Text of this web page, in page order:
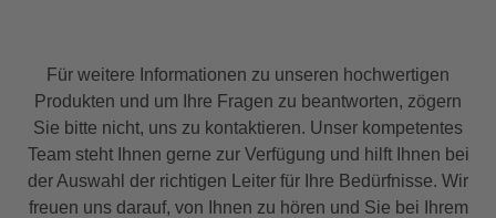
Für weitere Informationen zu unseren hochwertigen
Produkten und um Ihre Fragen zu beantworten, zögern
Sie bitte nicht, uns zu kontaktieren. Unser kompetentes
Team steht Ihnen gerne zur Verfügung und hilft Ihnen bei
der Auswahl der richtigen Leiter für Ihre Bedürfnisse. Wir
freuen uns darauf, von Ihnen zu hören und Sie bei Ihrem